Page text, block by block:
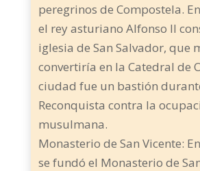
peregrinos de Compostela.
el rey asturiano Alfonso II
iglesia de San Salvador, que
convertiría en la Catedral de
ciudad fue un bastión
Reconquista contra la
musulmana.
Monasterio de San Vicente:
se fundó el Monasterio de